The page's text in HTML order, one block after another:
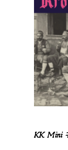
KK Mini